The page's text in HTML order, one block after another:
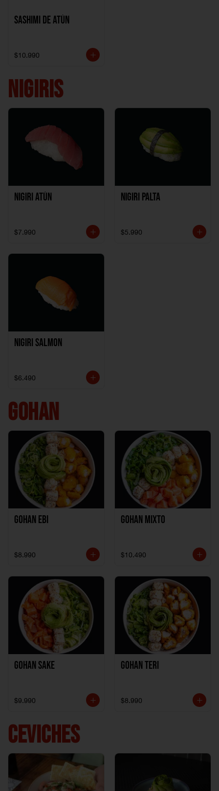
Sashimi de Atún
$10.990
NIGIRIS
Nigiri Atún
$7.990
Nigiri Palta
$5.990
Nigiri Salmon
$6.490
GOHAN
Gohan Ebi
$8.990
Gohan Mixto
$10.490
Gohan Sake
$9.990
Gohan Teri
$8.990
CEVICHES